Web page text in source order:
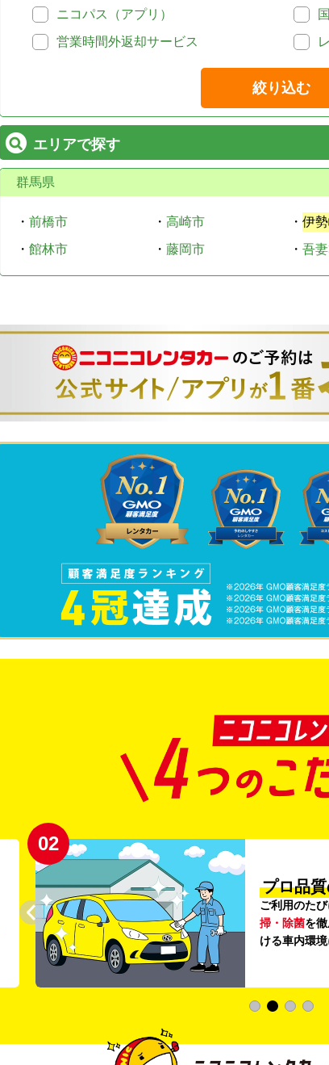
ニコパス（アプリ）
営業時間外返却サービス
絞り込む
エリアで探す
群馬県
・ 前橋市 ・ 高崎市 ・ 伊
・ 館林市 ・ 藤岡市 ・ 吾
02
プロ品
ご利用のた
掃・除菌を
ける車内環